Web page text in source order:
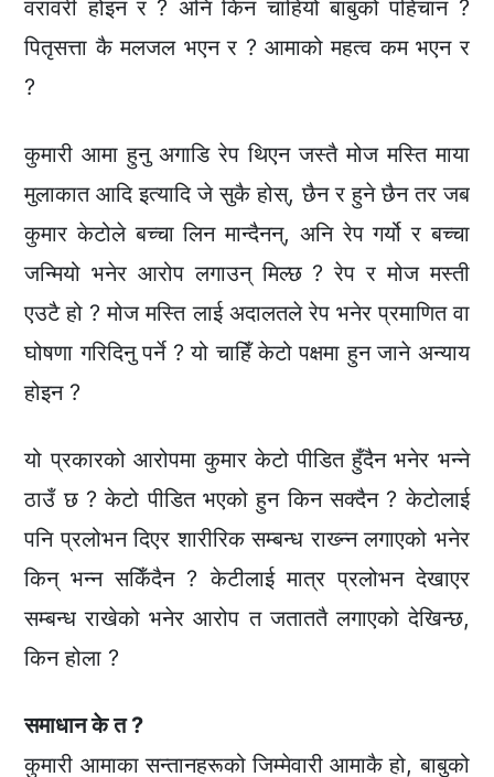
वरावरी होइन र ? अनि किन चाहियो बाबुको पहिचान ?
पितृसत्ता कै मलजल भएन र ? आमाको महत्व कम भएन र
?
कुमारी आमा हुनु अगाडि रेप थिएन जस्तै मोज मस्ति माया
मुलाकात आदि इत्यादि जे सुकै होस्, छैन र हुने छैन तर जब
कुमार केटोले बच्चा लिन मान्दैनन्, अनि रेप गर्यो र बच्चा
जन्मियो भनेर आरोप लगाउन् मिल्छ ? रेप र मोज मस्ती
एउटै हो ? मोज मस्ति लाई अदालतले रेप भनेर प्रमाणित वा
घोषणा गरिदिनु पर्ने ? यो चाहिँ केटो पक्षमा हुन जाने अन्याय
होइन ?
यो प्रकारको आरोपमा कुमार केटो पीडित हुँदैन भनेर भन्ने
ठाउँ छ ? केटो पीडित भएको हुन किन सक्दैन ? केटोलाई
पनि प्रलोभन दिएर शारीरिक सम्बन्ध राख्न्न लगाएको भनेर
किन् भन्न सकिँदैन ? केटीलाई मात्र प्रलोभन देखाएर
सम्बन्ध राखेको भनेर आरोप त जताततै लगाएको देखिन्छ,
किन होला ?
समाधान के त ?
कुमारी आमाका सन्तानहरूको जिम्मेवारी आमाकै हो, बाबुको